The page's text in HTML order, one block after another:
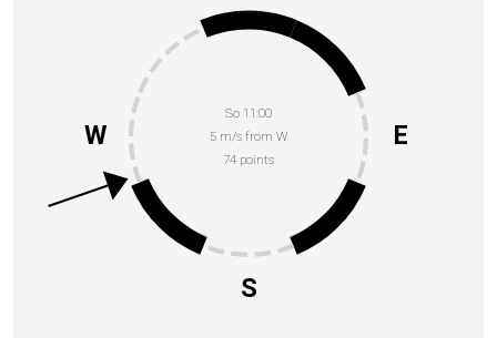
So 11:00
5 m/s from W
74 points
E
S
W